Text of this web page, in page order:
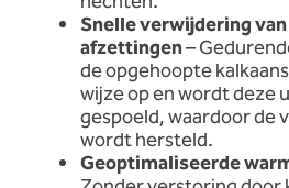
Snelle verwijdering
afzettingen–
de opgehoopte
wijze op en wordt deze
gespoeld, waardoor de
wordt hersteld.
Geoptimaliseerde